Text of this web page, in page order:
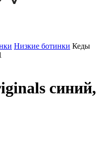
Низкие ботинки Кеды
синий,